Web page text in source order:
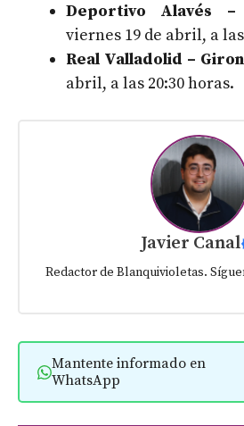
Deportivo Alavés –
viernes 19 de abril, a
Real Valladolid –
abril, a las 20:30 horas.
Javier Canal
Redactor de Blanquivioletas.
Mantente informado en
WhatsApp